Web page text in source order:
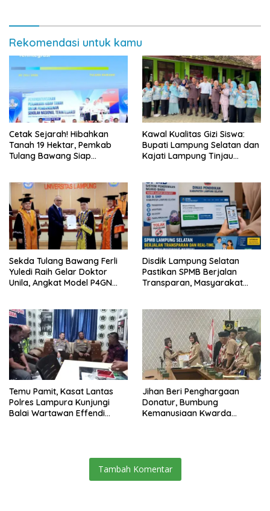
Rekomendasi untuk kamu
Cetak Sejarah! Hibahkan
Tanah 19 Hektar, Pemkab
Tulang Bawang Siap
Lampung
Kawal Kualitas Gizi Siswa:
Bupati Lampung Selatan dan
Kajati Lampung Tinjau
Sekda Tulang Bawang Ferli
Yuledi Raih Gelar Doktor
Unila, Angkat Model P4GN
Disdik Lampung Selatan
Pastikan SPMB Berjalan
Transparan, Masyarakat
Temu Pamit, Kasat Lantas
Polres Lampura Kunjungi
Balai Wartawan Effendi
Jihan Beri Penghargaan
Donatur, Bumbung
Kemanusiaan Kwarda
Tambah Komentar